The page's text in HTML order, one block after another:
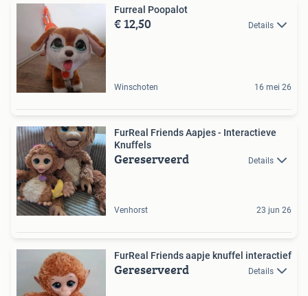
Furreal Poopalot
€ 12,50 Details
Winschoten 16 mei 26
FurReal Friends Aapjes - Interactieve
Knuffels
Gereserveerd Details
Venhorst 23 jun 26
FurReal Friends aapje knuffel interactief
Gereserveerd Details